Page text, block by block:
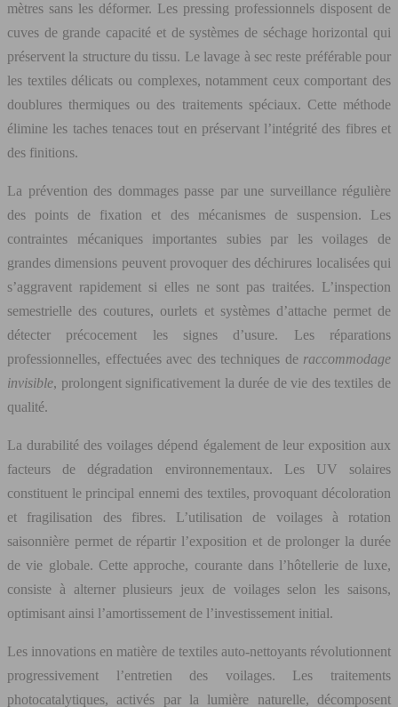
mètres sans les déformer. Les pressing professionnels disposent de
cuves de grande capacité et de systèmes de séchage horizontal qui
préservent la structure du tissu. Le lavage à sec reste préférable pour
les textiles délicats ou complexes, notamment ceux comportant des
doublures thermiques ou des traitements spéciaux. Cette méthode
élimine les taches tenaces tout en préservant l’intégrité des fibres et
des finitions.
La prévention des dommages passe par une surveillance régulière
des points de fixation et des mécanismes de suspension. Les
contraintes mécaniques importantes subies par les voilages de
grandes dimensions peuvent provoquer des déchirures localisées qui
s’aggravent rapidement si elles ne sont pas traitées. L’inspection
semestrielle des coutures, ourlets et systèmes d’attache permet de
détecter précocement les signes d’usure. Les réparations
professionnelles, effectuées avec des techniques de raccommodage
invisible, prolongent significativement la durée de vie des textiles de
qualité.
La durabilité des voilages dépend également de leur exposition aux
facteurs de dégradation environnementaux. Les UV solaires
constituent le principal ennemi des textiles, provoquant décoloration
et fragilisation des fibres. L’utilisation de voilages à rotation
saisonnière permet de répartir l’exposition et de prolonger la durée
de vie globale. Cette approche, courante dans l’hôtellerie de luxe,
consiste à alterner plusieurs jeux de voilages selon les saisons,
optimisant ainsi l’amortissement de l’investissement initial.
Les innovations en matière de textiles auto-nettoyants révolutionnent
progressivement l’entretien des voilages. Les traitements
photocatalytiques, activés par la lumière naturelle, décomposent